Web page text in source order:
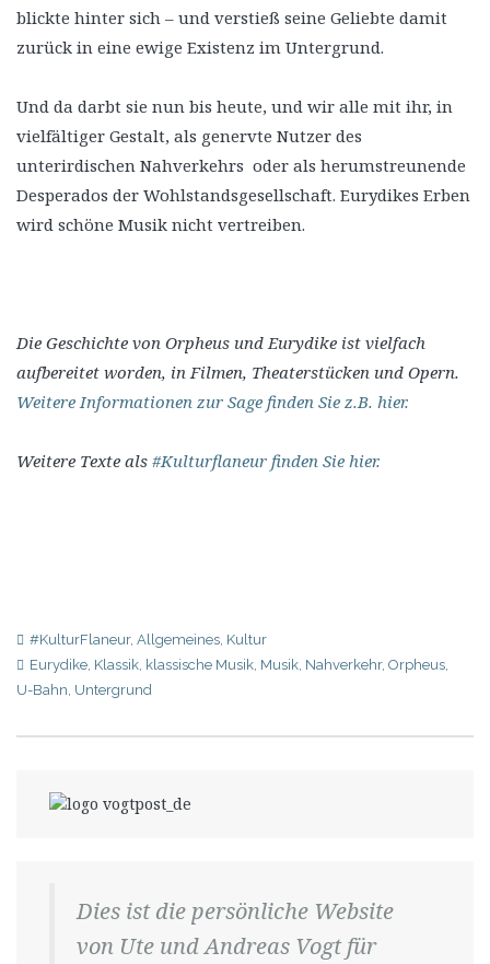
blickte hinter sich – und verstieß seine Geliebte damit
zurück in eine ewige Existenz im Untergrund.
Und da darbt sie nun bis heute, und wir alle mit ihr, in
vielfältiger Gestalt, als genervte Nutzer des
unterirdischen Nahverkehrs oder als herumstreunende
Desperados der Wohlstandsgesellschaft. Eurydikes Erben
wird schöne Musik nicht vertreiben.
Die Geschichte von Orpheus und Eurydike ist vielfach
aufbereitet worden, in Filmen, Theaterstücken und Opern.
Weitere Informationen zur Sage finden Sie z.B. hier.
Weitere Texte als #Kulturflaneur finden Sie hier.
#KulturFlaneur, Allgemeines Kultur
Eurydike Klassik klassische Musik Musik Nahverkehr, Orpheus
U-Bahn Untergrund
Dies ist die persönliche Website
von Ute und Andreas Vogt für